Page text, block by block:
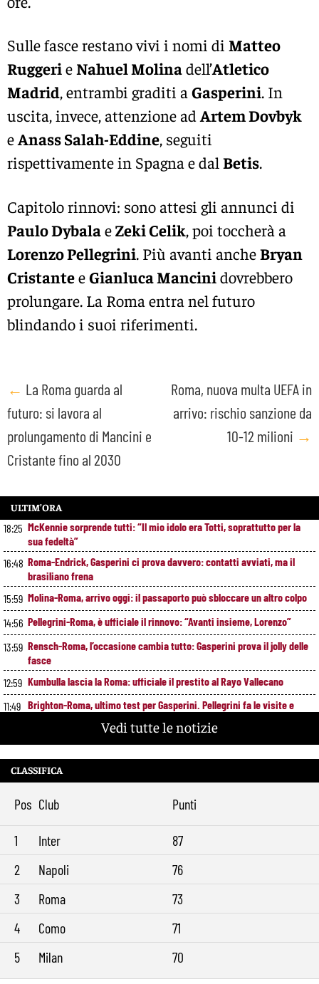
Sulle fasce restano vivi i nomi di Matteo
Ruggerie Nahuel Molinadell’Atletico
Madrid, entrambi graditi a Gasperini. In
uscita, invece, attenzione ad Artem Dovbyk
eAnass Salah-Eddine, seguiti
rispettivamente in Spagna e dal Betis.
Capitolo rinnovi: sono attesi gli annunci di
Paulo Dybala eZeki Celik, poi toccherà a
Lorenzo Pellegrini. Più avanti ancheBryan
CristanteeGianluca Mancini dovrebbero
prolungare. La Roma entra nel futuro
blindando i suoi riferimenti.
Post
navigation
← La Roma guarda al
futuro: si lavora al
prolungamento di Mancini e
Cristante fino al 2030
Roma, nuova multa UEFA in
arrivo: rischio sanzione da
10-12 milioni →
ULTIM’ORA
18:25 McKennie sorprende tutti: “Il mio idolo era Totti, soprattutto per la
sua fedeltà”
16:48 Roma-Endrick, Gasperini ci prova davvero: contatti avviati, ma il
brasiliano frena
15:59 Molina-Roma, arrivo oggi: il passaporto può sbloccare un altro colpo
14:56 Pellegrini-Roma, è ufficiale il rinnovo: “Avanti insieme, Lorenzo”
13:59 Rensch-Roma, l’occasione cambia tutto: Gasperini prova il jolly delle
fasce
12:59 Kumbulla lascia la Roma: ufficiale il prestito al Rayo Vallecano
11:49 Brighton-Roma, ultimo test per Gasperini. Pellegrini fa le visite e
10:41
9:32
Mercato Roma, Gasperini aspetta ancora il suo trequartista: Nusa
Vedi tutte le notizie
CLASSIFICA
Pos Club Punti
1 Inter
87
2
Napoli
76
3
Roma
73
4
Como
71
5
Milan 70